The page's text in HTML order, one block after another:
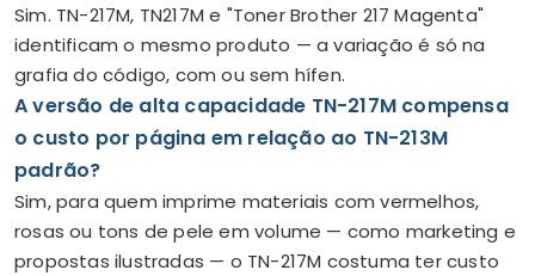
Sim. TN-217M, TN217M e "Toner Brother 217 Magenta"
identificam o mesmo produto — a variação é só na
grafia do código, com ou sem hífen.
A versão de alta capacidade TN-217M compensa
o custo por página em relação ao TN-213M
padrão?
Sim, para quem imprime materiais com vermelhos,
rosas ou tons de pele em volume — como marketing e
propostas ilustradas — o TN-217M costuma ter custo